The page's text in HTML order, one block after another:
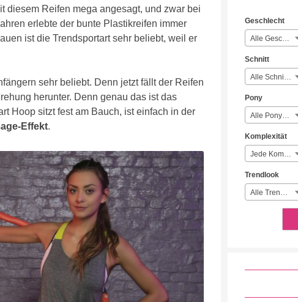
diesem Reifen mega angesagt, und zwar bei
erlebte der bunte Plastikreifen immer
ist die Trendsportart sehr beliebt, weil er
sehr beliebt. Denn jetzt fällt der Reifen
herunter. Denn genau das ist das
Hoop sitzt fest am Bauch, ist einfach in der
Effekt.
Geschlecht
Alle Geschlechter
Schnitt
Alle Schnitte
Pony
Alle Ponyarten
Komplexität
Jede Komplexität
Trendlook
Alle Trendlooks